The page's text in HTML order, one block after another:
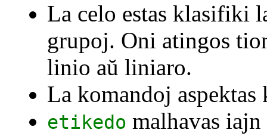
La celo estas klasifiki
grupoj. Oni atingos
linio aŭ liniaro.
La komandoj
etikedo malhavas